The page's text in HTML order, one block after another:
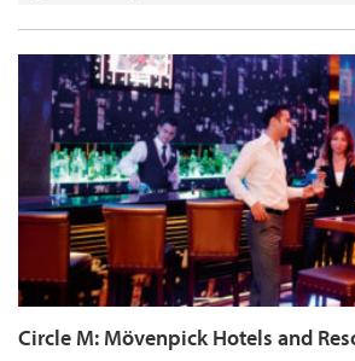
Circle M: Mövenpick Hotels and